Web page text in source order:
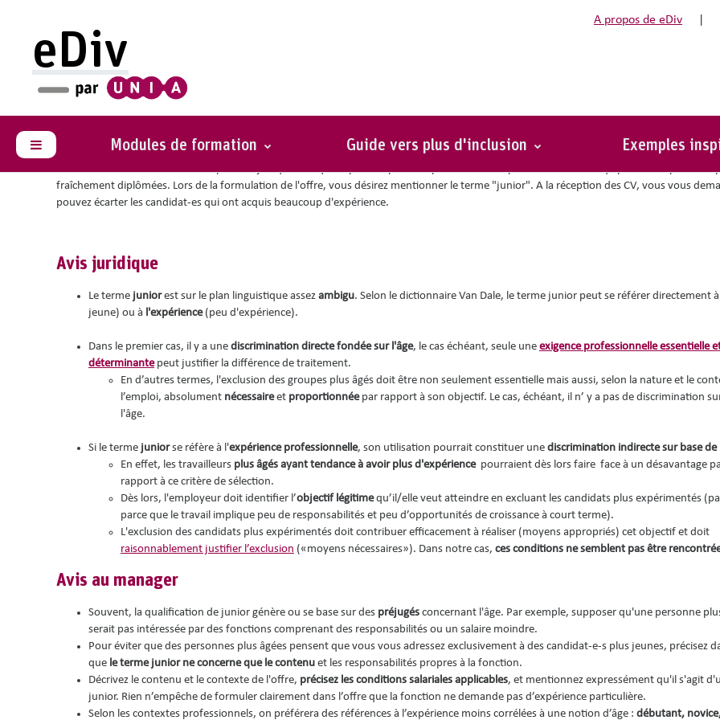
A propos de eDiv
eDiv
Panneau latéral Modules de formation Guide vers plus d'inclusion Exemples
Vous êtes ici :
Demande d'un junior
Vous recherchez un-e candidat-e pour un job qui ne requiert pas d'expérience professionnelle particulière. Votre équipe est composée de
fraîchement diplômées. Lors de la formulation de l'offre, vous désirez mentionner le terme "junior". A la réception des CV, vous vous
pouvez écarter les candidat-es qui ont acquis beaucoup d'expérience.
Avis juridique
Le terme juniorest sur le plan linguistique assez ambigu. Selon le dictionnaire Van Dale, le terme junior peut se référer directement à
jeune) ou à l'expérience (peu d'expérience).
Dans le premier cas, il y a une discrimination directe fondée sur l'âge, le cas échéant, seule une exigence professionnelle essentielle
déterminantepeut justifier la différence de traitement.
En d’autres termes, l'exclusion des groupes plus âgés doit être non seulement essentielle mais aussi, selon la nature et le
l’emploi, absolument nécessaireet proportionnée par rapport à son objectif. Le cas, échéant, il n’ y a pas de discrimination
l'âge.
Si le terme juniorse réfère à l'expérience professionnelle, son utilisation pourrait constituer une discrimination indirecte sur base de
En effet, les travailleurs plus âgés ayant tendance à avoir plus d'expériencepourraient dès lors faire face à un désavantage
rapport à ce critère de sélection.
Dès lors, l'employeur doit identifier l’objectif légitimequ’il/elle veut atteindre en excluant les candidats plus expérimentés
parce que le travail implique peu de responsabilités et peu d’opportunités de croissance à court terme).
L'exclusion des candidats plus expérimentés doit contribuer efficacement à réaliser (moyens appropriés) cet objectif et doit
raisonnablement justifier l’exclusion («moyens nécessaires»). Dans notre cas, ces conditions ne semblent pas être
Avis au manager
Souvent, la qualification de junior génère ou se base sur des préjugés concernant l'âge. Par exemple, supposer qu'une personne
serait pas intéressée par des fonctions comprenant des responsabilités ou un salaire moindre.
Pour éviter que des personnes plus âgées pensent que vous vous adressez exclusivement à des candidat-e-s plus jeunes, précisez
que le terme junior ne concerne que le contenu et les responsabilités propres à la fonction.
Décrivez le contenu et le contexte de l'offre, précisez les conditions salariales applicables, et mentionnez expressément qu'il s'agit
junior. Rien n’empêche de formuler clairement dans l’offre que la fonction ne demande pas d’expérience particulière.
Selon les contextes professionnels, on préférera des références à l’expérience moins corrélées à une notion d’âge : débutant,